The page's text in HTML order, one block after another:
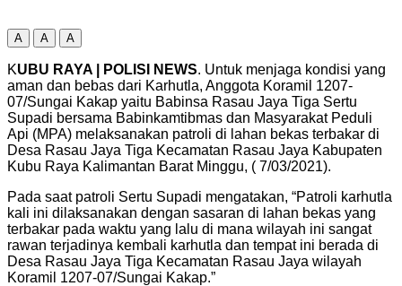
A A A
KUBU RAYA | POLISI NEWS. Untuk menjaga kondisi yang
aman dan bebas dari Karhutla, Anggota Koramil 1207-
07/Sungai Kakap yaitu Babinsa Rasau Jaya Tiga Sertu
Supadi bersama Babinkamtibmas dan Masyarakat Peduli
Api (MPA) melaksanakan patroli di lahan bekas terbakar di
Desa Rasau Jaya Tiga Kecamatan Rasau Jaya Kabupaten
Kubu Raya Kalimantan Barat Minggu, ( 7/03/2021).
Pada saat patroli Sertu Supadi mengatakan, “Patroli karhutla
kali ini dilaksanakan dengan sasaran di lahan bekas yang
terbakar pada waktu yang lalu di mana wilayah ini sangat
rawan terjadinya kembali karhutla dan tempat ini berada di
Desa Rasau Jaya Tiga Kecamatan Rasau Jaya wilayah
Koramil 1207-07/Sungai Kakap.”